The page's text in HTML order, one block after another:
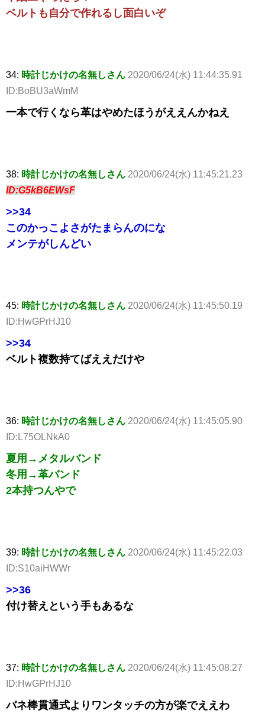
ベルトも自分で作れるし面白いぞ
34: 時計じかけの名無しさん 2020/06/24(水) 11:44:35.91
ID:BoBU3aWmM
一本で行くなら革はやめたほうがええんかねえ
38: 時計じかけの名無しさん 2020/06/24(水) 11:45:21.23
ID:G5kB6EWsF
>>34
このかっこよさがたまらんのにな
メンテがしんどい
45: 時計じかけの名無しさん 2020/06/24(水) 11:45:50.19
ID:HwGPrHJ10
>>34
ベルト複数持てばええだけや
36: 時計じかけの名無しさん 2020/06/24(水) 11:45:05.90
ID:L75OLNkA0
夏用→メタルバンド
冬用→革バンド
2本持つんやで
39: 時計じかけの名無しさん 2020/06/24(水) 11:45:22.03
ID:S10aiHWWr
>>36
付け替えという手もあるな
37: 時計じかけの名無しさん 2020/06/24(水) 11:45:08.27
ID:HwGPrHJ10
バネ棒貫通式よりワンタッチの方が楽でええわ